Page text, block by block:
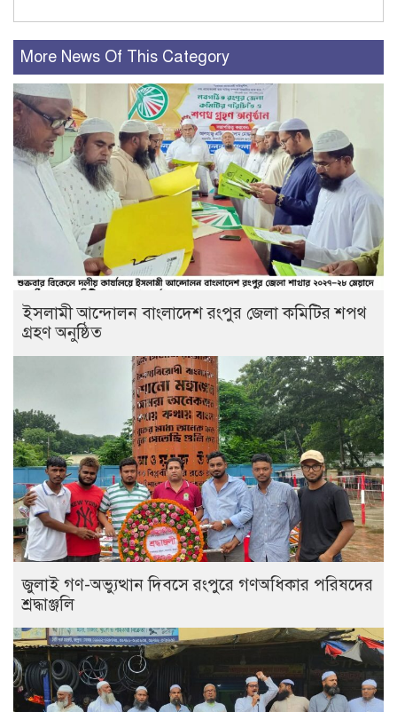
More News Of This Category
ইসলামী আন্দোলন বাংলাদেশ রংপুর জেলা কমিটির শপথ
গ্রহণ অনুষ্ঠিত
‎জুলাই গণ-অভ্যুত্থান দিবসে রংপুরে গণঅধিকার পরিষদের
শ্রদ্ধাঞ্জলি ‎